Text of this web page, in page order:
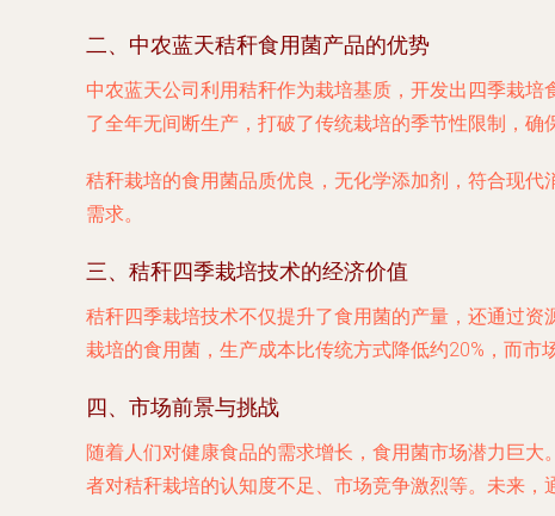
二、中农蓝天秸秆食用菌产品的优势
中农蓝天公司利用秸秆作为栽培基质，开发出四季栽
了全年无间断生产，打破了传统栽培的季节性限制，确
秸秆栽培的食用菌品质优良，无化学添加剂，符合现
需求。
三、秸秆四季栽培技术的经济价值
秸秆四季栽培技术不仅提升了食用菌的产量，还通过
栽培的食用菌，生产成本比传统方式降低约20%，而市
四、市场前景与挑战
随着人们对健康食品的需求增长，食用菌市场潜力巨
者对秸秆栽培的认知度不足、市场竞争激烈等。未来，